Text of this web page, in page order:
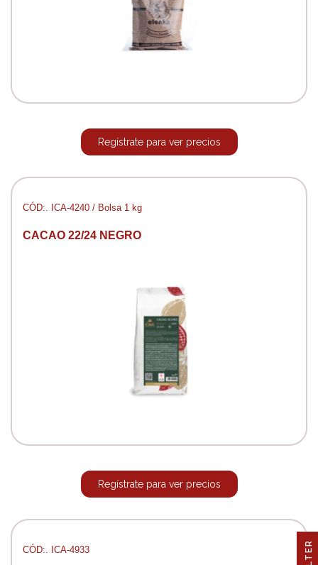
Regístrate para ver precios
CÓD:. ICA-4240 / Bolsa 1 kg
CACAO 22/24 NEGRO
Regístrate para ver precios
CÓD:. ICA-4933